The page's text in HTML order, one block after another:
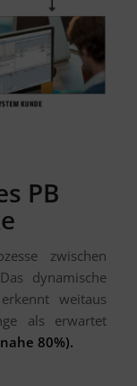
PB
zwischen
dynamische
weitaus
als erwartet
80%).